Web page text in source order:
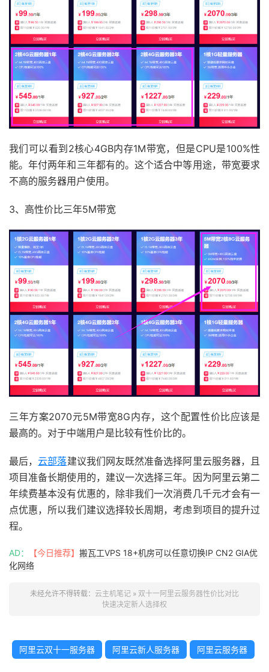
我们可以看到2核心4GB内存1M带宽，但是CPU是100%性
能。年付两年和三年都有的。这个适合中等用途，带宽要求
不高的服务器用户使用。
3、高性价比三年5M带宽
三年方案2070元5M带宽8G内存，这个配置性价比应该是
最高的。对于中端用户是比较有性价比的。
最后，云部落建议我们网友既然准备选择阿里云服务器，且
项目准备长期使用的，建议一次选择三年。因为阿里云第二
年续费基本没有优惠的，除非我们一次消费几千元才会有一
点优惠，所以我们建议选择较长周期，考虑到项目的提升过
程。
AD： 【今日推荐】 搬瓦工VPS 18+机房可以任意切换IP CN2 GIA优
化网络
未经允许不得转载： 云主机笔记 » 双十一阿里云服务器性价比对比
快速决定新人选择权
阿里云双十一服务器 阿里云新人服务器 阿里云服务器